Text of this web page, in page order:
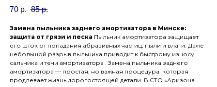
70 р. 85 р.
Замена пыльника заднего амортизатора в Минске:
защита от грязи и песка Пыльник амортизатора защищает
его шток от попадания абразивных частиц, пыли и влаги. Даже
небольшой разрыв пыльника приводит к быстрому износу
сальника и течи амортизатора . Замена пыльника заднего
амортизатора — простая, но важная процедура, которая
продлевает жизнь дорогостоящей детали. В СТО «Аризона